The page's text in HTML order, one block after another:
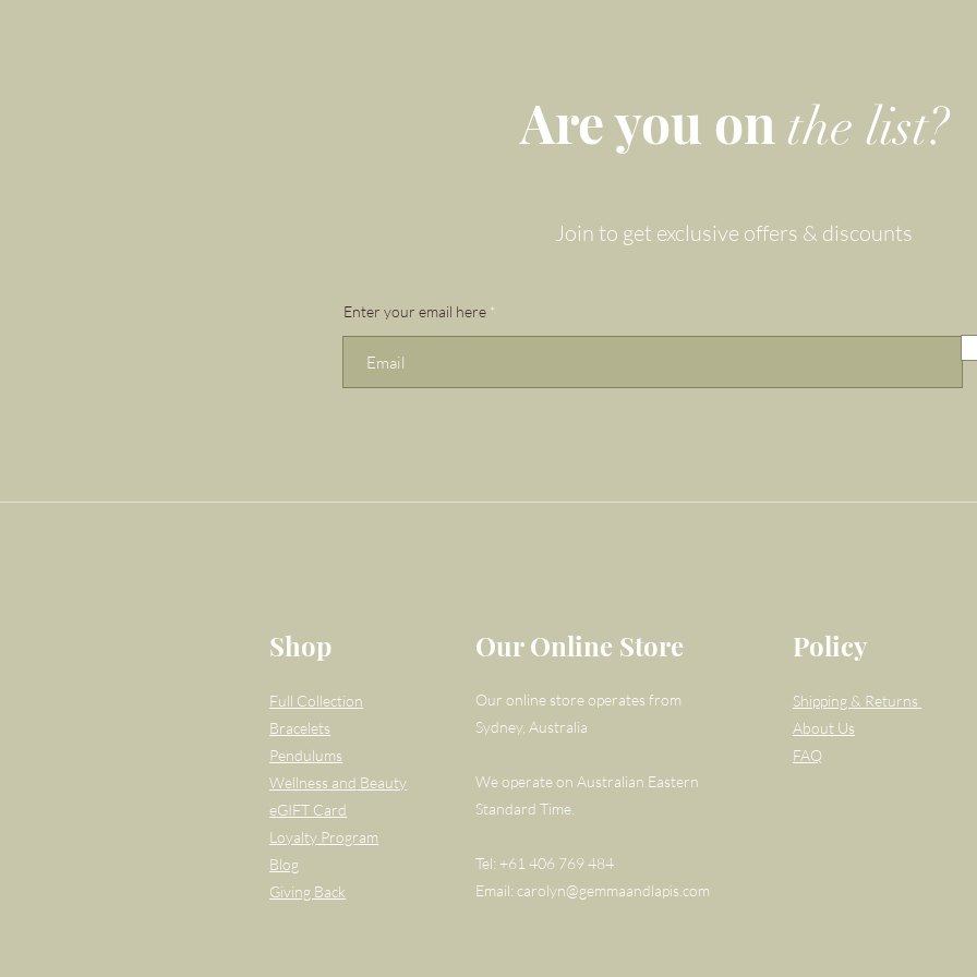
Are you on the list?
Join to get exclusive offers & discounts
Enter your email here
Shop
Full Collection
Bracelets
Pendulums
Wellness and Beauty
eGIFT Card
Loyalty Program
Blog
Giving Back
Our Online Store
Our online store operates from
Sydney, Australia
We operate on Australian Eastern
Standard Time.
Tel: +61 406 769 484
Email:carolyn@gemmaandlapis.com
Policy
Shipping & Returns
About Us
FAQ